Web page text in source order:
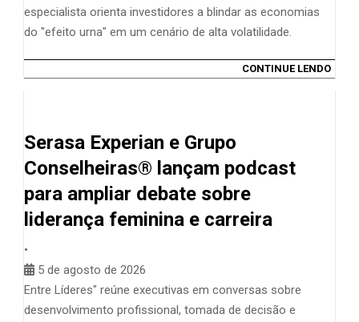
especialista orienta investidores a blindar as economias
do "efeito urna" em um cenário de alta volatilidade.
CONTINUE LENDO
Serasa Experian e Grupo
Conselheiras® lançam podcast
para ampliar debate sobre
liderança feminina e carreira
•
5 de agosto de 2026
Entre Líderes" reúne executivas em conversas sobre
desenvolvimento profissional, tomada de decisão e